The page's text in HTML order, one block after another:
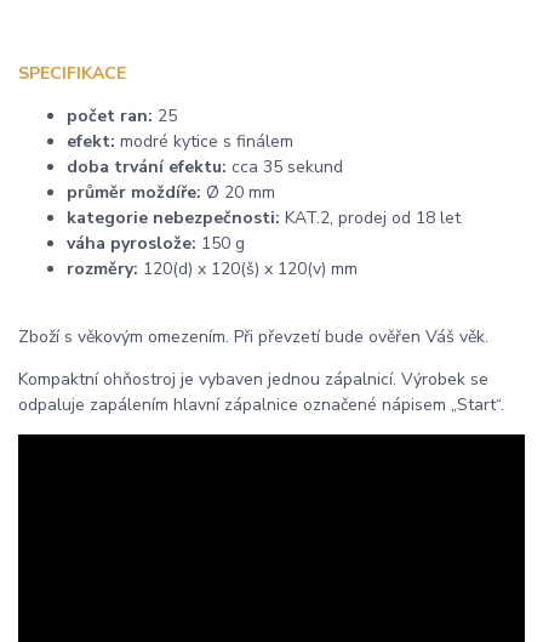
SPECIFIKACE
počet ran: 25
efekt: modré kytice s finálem
doba trvání efektu: cca 35 sekund
průměr moždíře: Ø 20 mm
kategorie nebezpečnosti: KAT.2, prodej od 18 let
váha pyroslože: 150 g
rozměry: 120(d) x 120(š) x 120(v) mm
Zboží s věkovým omezením. Při převzetí bude ověřen Váš věk.
Kompaktní ohňostroj je vybaven jednou zápalnicí. Výrobek se
odpaluje zapálením hlavní zápalnice označené nápisem „Start“.